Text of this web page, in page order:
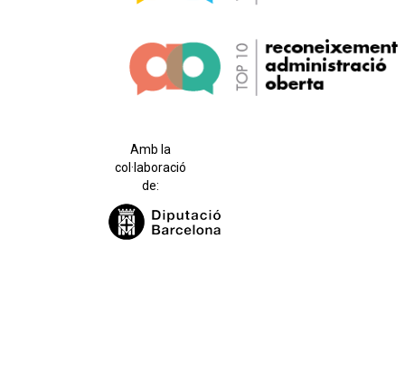
Amb la
col·laboració
de: